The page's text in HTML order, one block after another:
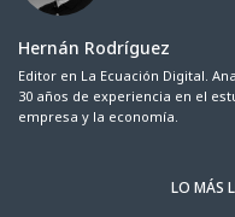
Hernán Rodríguez
Editor en La Ecuación Digital.
30 años de experiencia en el
empresa y la economía.
LO MÁS